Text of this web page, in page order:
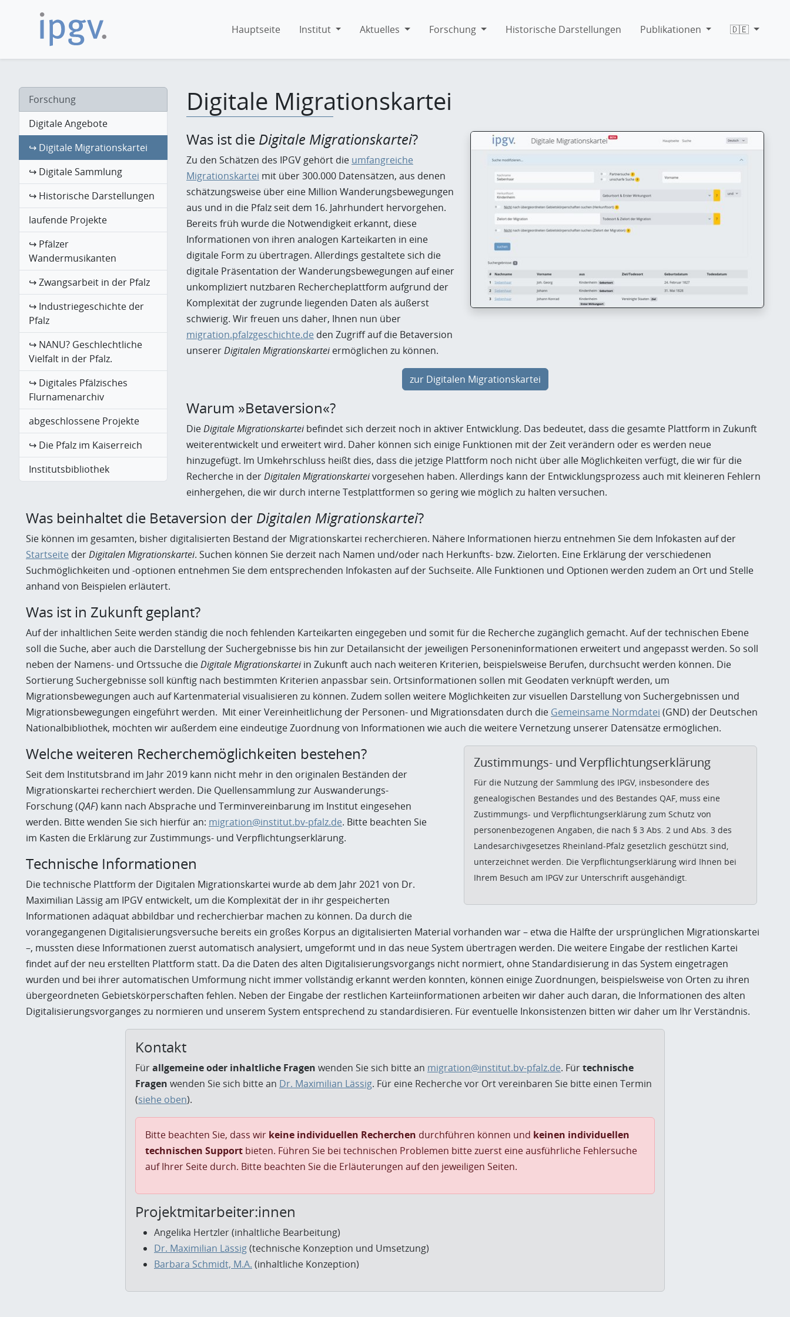
Hauptseite Institut Aktuelles Forschung Historische Darstellungen Publikationen 🇩🇪
Forschung
Digitale Angebote
↪ Digitale Migrationskartei
↪ Digitale Sammlung
↪ Historische Darstellungen
laufende Projekte
↪ Pfälzer
Wandermusikanten
↪ Zwangsarbeit in der Pfalz
↪ Industriegeschichte der
Pfalz
↪ NANU? Geschlechtliche
Vielfalt in der Pfalz.
↪ Digitales Pfälzisches
Flurnamenarchiv
abgeschlossene Projekte
↪ Die Pfalz im Kaiserreich
Institutsbibliothek
Digitale Migrationskartei
Was ist die Digitale Migrationskartei?
Zu den Schätzen des IPGV gehört die umfangreiche
Migrationskartei mit über 300.000 Datensätzen, aus denen
schätzungsweise über eine Million Wanderungsbewegungen
aus und in die Pfalz seit dem 16. Jahrhundert hervorgehen.
Bereits früh wurde die Notwendigkeit erkannt, diese
Informationen von ihren analogen Karteikarten in eine
digitale Form zu übertragen. Allerdings gestaltete sich die
digitale Präsentation der Wanderungsbewegungen auf einer
unkompliziert nutzbaren Rechercheplattform aufgrund der
Komplexität der zugrunde liegenden Daten als äußerst
schwierig. Wir freuen uns daher, Ihnen nun über
migration.pfalzgeschichte.de den Zugriff auf die Betaversion
unsererDigitalen Migrationskarteiermöglichen zu können.
zur Digitalen Migrationskartei
Warum »Betaversion«?
DieDigitale Migrationskarteibefindet sich derzeit noch in aktiver Entwicklung. Das bedeutet, dass die gesamte Plattform in Zukunft
weiterentwickelt und erweitert wird. Daher können sich einige Funktionen mit der Zeit verändern oder es werden neue
hinzugefügt. Im Umkehrschluss heißt dies, dass die jetzige Plattform noch nicht über alle Möglichkeiten verfügt, die wir für die
Recherche in derDigitalen Migrationskarteivorgesehen haben. Allerdings kann der Entwicklungsprozess auch mit kleineren Fehlern
einhergehen, die wir durch interne Testplattformen so gering wie möglich zu halten versuchen.
Was beinhaltet die Betaversion der Digitalen Migrationskartei?
Sie können im gesamten, bisher digitalisierten Bestand der Migrationskartei recherchieren. Nähere Informationen hierzu entnehmen Sie dem Infokasten auf der
Startseite derDigitalen Migrationskartei. Suchen können Sie derzeit nach Namen und/oder nach Herkunfts- bzw. Zielorten. Eine Erklärung der verschiedenen
Suchmöglichkeiten und -optionen entnehmen Sie dem entsprechenden Infokasten auf der Suchseite. Alle Funktionen und Optionen werden zudem an Ort und Stelle
anhand von Beispielen erläutert.
Was ist in Zukunft geplant?
Auf der inhaltlichen Seite werden ständig die noch fehlenden Karteikarten eingegeben und somit für die Recherche zugänglich gemacht. Auf der technischen Ebene
soll die Suche, aber auch die Darstellung der Suchergebnisse bis hin zur Detailansicht der jeweiligen Personeninformationen erweitert und angepasst werden. So soll
neben der Namens- und Ortssuche dieDigitale Migrationskarteiin Zukunft auch nach weiteren Kriterien, beispielsweise Berufen, durchsucht werden können. Die
Sortierung Suchergebnisse soll künftig nach bestimmten Kriterien anpassbar sein. Ortsinformationen sollen mit Geodaten verknüpft werden, um
Migrationsbewegungen auch auf Kartenmaterial visualisieren zu können. Zudem sollen weitere Möglichkeiten zur visuellen Darstellung von Suchergebnissen und
Migrationsbewegungen eingeführt werden. Mit einer Vereinheitlichung der Personen- und Migrationsdaten durch die Gemeinsame Normdatei (GND) der Deutschen
Nationalbibliothek, möchten wir außerdem eine eindeutige Zuordnung von Informationen wie auch die weitere Vernetzung unserer Datensätze ermöglichen.
Zustimmungs- und Verpflichtungserklärung
Für die Nutzung der Sammlung des IPGV, insbesondere des
genealogischen Bestandes und des Bestandes QAF, muss eine
Zustimmungs- und Verpflichtungserklärung zum Schutz von
personenbezogenen Angaben, die nach § 3 Abs. 2 und Abs. 3 des
Landesarchivgesetzes Rheinland-Pfalz gesetzlich geschützt sind,
unterzeichnet werden. Die Verpflichtungserklärung wird Ihnen bei
Ihrem Besuch am IPGV zur Unterschrift ausgehändigt.
Welche weiteren Recherchemöglichkeiten bestehen?
Seit dem Institutsbrand im Jahr 2019 kann nicht mehr in den originalen Beständen der
Migrationskartei recherchiert werden. Die Quellensammlung zur Auswanderungs-
Forschung (QAF) kann nach Absprache und Terminvereinbarung im Institut eingesehen
werden. Bitte wenden Sie sich hierfür an: migration@institut.bv-pfalz.de. Bitte beachten Sie
im Kasten die Erklärung zur Zustimmungs- und Verpflichtungserklärung.
Technische Informationen
Die technische Plattform der Digitalen Migrationskartei wurde ab dem Jahr 2021 von Dr.
Maximilian Lässig am IPGV entwickelt, um die Komplexität der in ihr gespeicherten
Informationen adäquat abbildbar und recherchierbar machen zu können. Da durch die
vorangegangenen Digitalisierungsversuche bereits ein großes Korpus an digitalisierten Material vorhanden war – etwa die Hälfte der ursprünglichen Migrationskartei
–, mussten diese Informationen zuerst automatisch analysiert, umgeformt und in das neue System übertragen werden. Die weitere Eingabe der restlichen Kartei
findet auf der neu erstellten Plattform statt. Da die Daten des alten Digitalisierungsvorgangs nicht normiert, ohne Standardisierung in das System eingetragen
wurden und bei ihrer automatischen Umformung nicht immer vollständig erkannt werden konnten, können einige Zuordnungen, beispielsweise von Orten zu ihren
übergeordneten Gebietskörperschaften fehlen. Neben der Eingabe der restlichen Karteiinformationen arbeiten wir daher auch daran, die Informationen des alten
Digitalisierungsvorganges zu normieren und unserem System entsprechend zu standardisieren. Für eventuelle Inkonsistenzen bitten wir daher um Ihr Verständnis.
Kontakt
Fürallgemeine oder inhaltliche Fragen wenden Sie sich bitte an migration@institut.bv-pfalz.de. Fürtechnische
Fragen wenden Sie sich bitte an Dr. Maximilian Lässig. Für eine Recherche vor Ort vereinbaren Sie bitte einen Termin
(siehe oben).
Bitte beachten Sie, dass wir keine individuellen Recherchen durchführen können und keinen individuellen
technischen Support bieten. Führen Sie bei technischen Problemen bitte zuerst eine ausführliche Fehlersuche
auf Ihrer Seite durch. Bitte beachten Sie die Erläuterungen auf den jeweiligen Seiten.
Projektmitarbeiter:innen
Angelika Hertzler (inhaltliche Bearbeitung)
Dr. Maximilian Lässig(technische Konzeption und Umsetzung)
Barbara Schmidt, M.A. (inhaltliche Konzeption)